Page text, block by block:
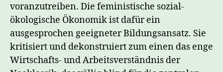
voranzutreiben. Die feministische sozial-
ökologische Ökonomik ist dafür ein
ausgesprochen geeigneter Bildungsansatz. Sie
kritisiert und dekonstruiert zum einen das enge
Wirtschafts- und Arbeitsverständnis der